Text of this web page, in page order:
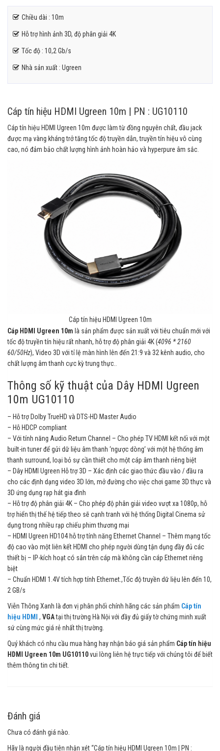
Chiều dài : 10m
Hỗ trợ hình ảnh 3D, độ phân giải 4K
Tốc độ : 10,2 Gb/s
Nhà sản xuất : Ugreen
Cáp tín hiệu HDMI Ugreen 10m | PN : UG10110
Cáp tín hiệu HDMI Ugreen 10m được làm từ đồng nguyên chất, đầu jack
được mạ vàng kháng trở tăng tốc độ truyền dẫn, truyền tín hiệu vô cùng
cao, nó đảm bảo chất lượng hình ảnh hoàn hảo và hyperpure âm sắc.
Cáp tín hiệu HDMI Ugreen 10m
Cáp HDMI Ugreen 10m là sản phẩm được sản xuất với tiêu chuẩn mới với
tốc độ truyền tín hiệu rất nhanh, hỗ trợ độ phân giải 4K (4096 * 2160
60/50Hz), Video 3D với tỉ lệ màn hình lên đến 21:9 và 32 kênh audio, cho
chất lượng âm thanh cực kỳ trung thực..
Thông số kỹ thuật của Dây HDMI Ugreen
10m UG10110
– Hỗ trợ Dolby TrueHD và DTS-HD Master Audio
– Hỗ HDCP compliant
– Với tính năng Audio Return Channel – Cho phép TV HDMI kết nối với một
built-in tuner để gửi dữ liệu âm thanh ‘ngược dòng’ với một hệ thống âm
thanh surround, loại bỏ sự cần thiết cho một cáp âm thanh riêng biệt
– Dây HDMI Ugreen Hỗ trợ 3D – Xác định các giao thức đầu vào / đầu ra
cho các định dạng video 3D lớn, mở đường cho việc chơi game 3D thực và
3D ứng dụng rạp hát gia đình
– Hỗ trợ độ phân giải 4K – Cho phép độ phân giải video vượt xa 1080p, hỗ
trợ hiển thị thế hệ tiếp theo sẽ cạnh tranh với hệ thống Digital Cinema sử
dụng trong nhiều rạp chiếu phim thương mại
– HDMI Ugreen HD104 hỗ trợ tính năng Ethernet Channel – Thêm mạng tốc
độ cao vào một liên kết HDMI cho phép người dùng tận dụng đầy đủ các
thiết bị – IP-kích hoạt có sắn trên cáp mà không cần cáp Ethernet riêng
biệt
– Chuẩn HDMI 1.4V tích hợp tính Ethernet.,Tốc độ truyền dữ liệu lên đến 10,
2 GB/s
Viễn Thông Xanh là đơn vị phân phối chính hãng các sản phẩm Cáp tín
hiệu HDMI , VGAtại thị trường Hà Nội với đầy đủ giấy tờ chứng minh xuất
sứ cùng mức giá rẻ nhất thị trường.
Quý khách có nhu cầu mua hàng hay nhận báo giá sản phẩm Cáp tín hiệu
HDMI Ugreen 10m UG10110vui lòng liên hệ trực tiếp với chúng tôi để biết
thêm thông tin chi tiết.
Đánh giá
Chưa có đánh giá nào.
Hãy là người đầu tiên nhận xét “Cáp tín hiệu HDMI Ugreen 10m | PN :